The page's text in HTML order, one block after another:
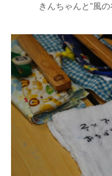
きんちゃんと”風